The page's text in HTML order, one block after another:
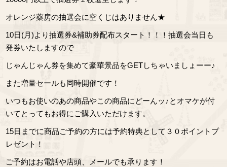
オレンジ薬房の抽選会に空くじはありません★
10日(月)より抽選券&補助券配布スタート！！！抽選会当日も
発券いたしますので
じゃんじゃん券を集めて豪華景品をGETしちゃいましょーー♪
また増量セールも同時開催です！
いつもお使いのあの商品やこの商品にどーんッ♪とオマケが付
いてとってもお得にご購入いただけます。
15日までに商品ご予約の方には予約特典として３０ポイントプ
レゼント！
ご予約はお電話や店頭、メールでも承ります！